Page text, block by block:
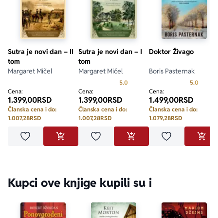
Sutra je novi dan – II
tom
Margaret Mičel
Cena:
1.399,00RSD
Članska cena i do:
1.007,28RSD
Dodaj u omiljeneDODAJ U KORPU
Sutra je novi dan – I
tom
Margaret Mičel
5.0 Prosecna ocena je 5.0 od 5
Cena:
1.399,00RSD
Članska cena i do:
1.007,28RSD
Dodaj u omiljeneDODAJ U KORPU
Doktor Živago
Boris Pasternak
5.0
Cena:
1.499,00RSD
Članska cena i do:
1.079,28RSD
Dodaj u
Kupci ove knjige kupili su i